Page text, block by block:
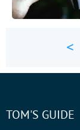
<
TOM'S GUIDE